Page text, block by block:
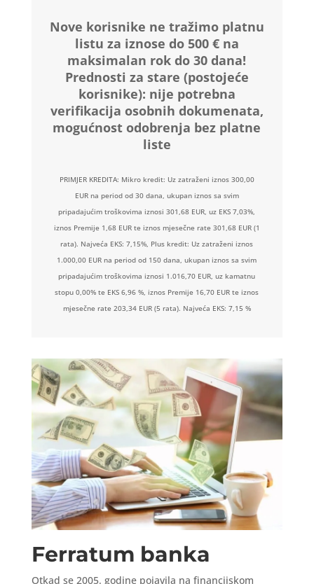
Nove korisnike ne tražimo platnu
listu za iznose do 500 € na
maksimalan rok do 30 dana!
Prednosti za stare (postojeće
korisnike): nije potrebna
verifikacija osobnih dokumenata,
mogućnost odobrenja bez platne
liste
PRIMJER KREDITA: Mikro kredit: Uz zatraženi iznos 300,00
EUR na period od 30 dana, ukupan iznos sa svim
pripadajućim troškovima iznosi 301,68 EUR, uz EKS 7,03%,
iznos Premije 1,68 EUR te iznos mjesečne rate 301,68 EUR (1
rata). Najveća EKS: 7,15%, Plus kredit: Uz zatraženi iznos
1.000,00 EUR na period od 150 dana, ukupan iznos sa svim
pripadajućim troškovima iznosi 1.016,70 EUR, uz kamatnu
stopu 0,00% te EKS 6,96 %, iznos Premije 16,70 EUR te iznos
mjesečne rate 203,34 EUR (5 rata). Najveća EKS: 7,15 %
Ferratum banka
Otkad se 2005. godine pojavila na financijskom